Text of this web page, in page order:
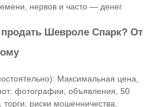
нервов и часто — денег.
Шевроле Спарк? От
Максимальная цена,
фотографии, объявления, 50
торги, риски мошенничества.